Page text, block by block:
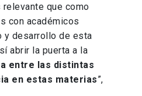
que como
con académicos
y desarrollo de esta
abrir la puerta a la
entre las distintas
en estas materias”,